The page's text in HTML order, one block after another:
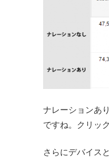
ナレーションあ
ですね。クリッ
さらにデバイス